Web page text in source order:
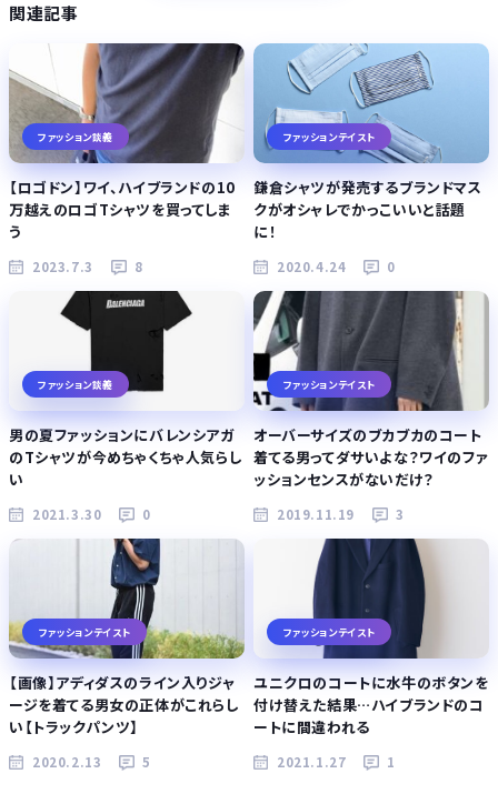
関連記事
ファッション談義
【ロゴドン】ワイ、ハイブランドの10
万越えのロゴTシャツを買ってしま
う
2023.7.3 8
ファッションテイスト
鎌倉シャツが発売するブランドマス
クがオシャレでかっこいいと話題
に！
2020.4.24 0
ファッション談義
男の夏ファッションにバレンシアガ
のTシャツが今めちゃくちゃ人気らし
い
2021.3.30 0
ファッションテイスト
オーバーサイズのブカブカのコート
着てる男ってダサいよな？ワイのファ
ッションセンスがないだけ？
2019.11.19 3
ファッションテイスト
【画像】アディダスのライン入りジャ
ージを着てる男女の正体がこれらし
い【トラックパンツ】
2020.2.13 5
ファッションテイスト
ユニクロのコートに水牛のボタンを
付け替えた結果…ハイブランドのコ
ートに間違われる
2021.1.27 1